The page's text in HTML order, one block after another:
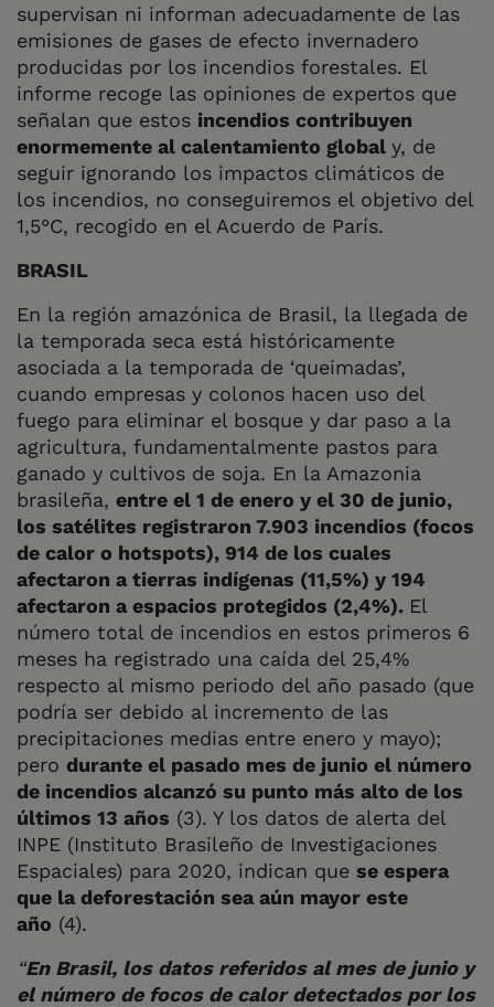
supervisan ni informan adecuadamente de las
emisiones de gases de efecto invernadero
producidas por los incendios forestales. El
informe recoge las opiniones de expertos que
señalan que estos incendios contribuyen
enormemente al calentamiento global y, de
seguir ignorando los impactos climáticos de
los incendios, no conseguiremos el objetivo del
1,5°C, recogido en el Acuerdo de París.
BRASIL
En la región amazónica de Brasil, la llegada de
la temporada seca está históricamente
asociada a la temporada de ‘queimadas’,
cuando empresas y colonos hacen uso del
fuego para eliminar el bosque y dar paso a la
agricultura, fundamentalmente pastos para
ganado y cultivos de soja. En la Amazonia
brasileña, entre el 1 de enero y el 30 de junio,
los satélites registraron 7.903 incendios (focos
de calor o hotspots), 914 de los cuales
afectaron a tierras indígenas (11,5%) y 194
afectaron a espacios protegidos (2,4%). El
número total de incendios en estos primeros 6
meses ha registrado una caída del 25,4%
respecto al mismo periodo del año pasado (que
podría ser debido al incremento de las
precipitaciones medias entre enero y mayo);
pero durante el pasado mes de junio el número
de incendios alcanzó su punto más alto de los
últimos 13 años (3). Y los datos de alerta del
INPE (Instituto Brasileño de Investigaciones
Espaciales) para 2020, indican que se espera
que la deforestación sea aún mayor este
año (4).
“En Brasil, los datos referidos al mes de junio y
el número de focos de calor detectados por los